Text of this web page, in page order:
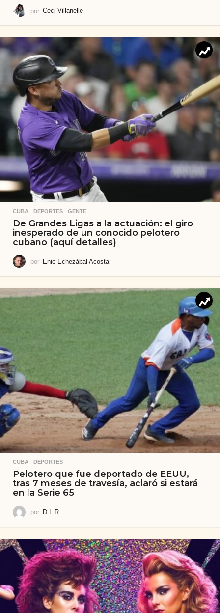
por Ceci Villanelle
CUBA ,DEPORTES ,GENTE
De Grandes Ligas a la actuación: el giro
inesperado de un conocido pelotero
cubano (aquí detalles)
por Enio Echezábal Acosta
CUBA ,DEPORTES
Pelotero que fue deportado de EEUU,
tras 7 meses de travesía, aclaró si estará
en la Serie 65
por D.L.R.